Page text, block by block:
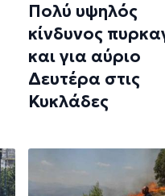
Πολύ υψηλός
κίνδυνος
και για αύριο
Δευτέρα στις
Κυκλάδες